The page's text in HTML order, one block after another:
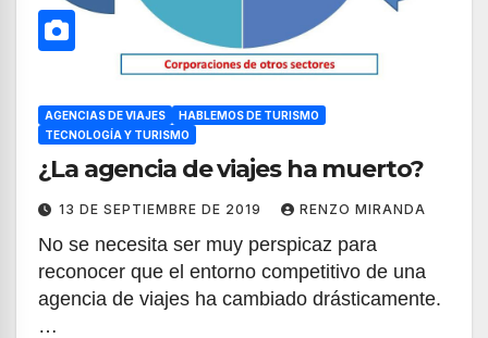
AGENCIAS DE VIAJES
HABLEMOS DE TURISMO
TECNOLOGÍA Y TURISMO
¿La agencia de viajes ha muerto?
13 DE SEPTIEMBRE DE 2019 RENZO MIRANDA
No se necesita ser muy perspicaz para
reconocer que el entorno competitivo de una
agencia de viajes ha cambiado drásticamente.
…